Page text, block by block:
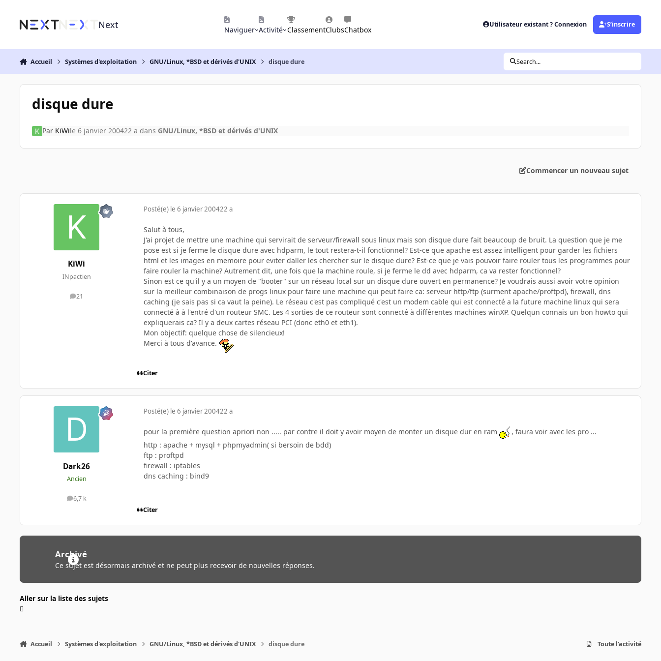
Next Naviguer Activité ClassementClubsChatbox
Utilisateur existant ? Connexion S’inscrire
Accueil Systèmes d'exploitation GNU/Linux, *BSD et dérivés d'UNIX disque dure Search...
disque dure
Par KiWile 6 janvier 200422 a dans GNU/Linux, *BSD et dérivés d'UNIX
Commencer un nouveau sujet
KiWi
INpactien
21
messages
Posté(e) le 6 janvier 200422 a
Salut à tous,
J'ai projet de mettre une machine qui servirait de serveur/firewall sous linux mais son disque dure fait beaucoup de bruit. La question que je me
pose est si je ferme le disque dure avec hdparm, le tout restera-t-il fonctionnel? Est-ce que apache est assez intelligent pour garder les fichiers
html et les images en memoire pour eviter daller les chercher sur le disque dure? Est-ce que je vais pouvoir faire rouler tous les programmes pour
faire rouler la machine? Autrement dit, une fois que la machine roule, si je ferme le dd avec hdparm, ca va rester fonctionnel?
Sinon est ce qu'il y a un moyen de "booter" sur un réseau local sur un disque dure ouvert en permanence? Je voudrais aussi avoir votre opinion
sur la meilleur combinaison de progs linux pour faire une machine qui peut faire ca: serveur http/ftp (surment apache/proftpd), firewall, dns
caching (je sais pas si ca vaut la peine). Le réseau c'est pas compliqué c'est un modem cable qui est connecté a la future machine linux qui sera
connecté à à l'entré d'un routeur SMC. Les 4 sorties de ce routeur sont connecté à différentes machines winXP. Quelqun connais un bon howto qui
expliquerais ca? Il y a deux cartes réseau PCI (donc eth0 et eth1).
Mon objectif: quelque chose de silencieux!
Merci à tous d'avance.
Citer
Dark26
Ancien
6,7 k
messages
Posté(e) le 6 janvier 200422 a
pour la première question apriori non ..... par contre il doit y avoir moyen de monter un disque dur en ram
, faura voir avec les pro ...
http : apache + mysql + phpmyadmin( si bersoin de bdd)
ftp : proftpd
firewall : iptables
dns caching : bind9
Citer
Archivé
Ce sujet est désormais archivé et ne peut plus recevoir de nouvelles réponses.
Aller sur la liste des sujets
Accueil Systèmes d'exploitation GNU/Linux, *BSD et dérivés d'UNIX disque dure Toute l’activité